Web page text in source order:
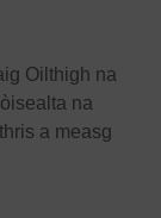
Oilthigh na
na
a measg